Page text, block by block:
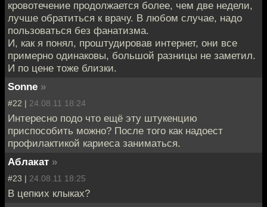
кровотечение продолжается более, чем две недели,
лучше обратиться к врачу. В любом случае, надо
пользоваться без фанатизма.
И, как я понял, проштудировав интернет, они все
примерно одинаковы, большой разницы не заметил.
И по цене тоже близки.
Sonne »
#22 | 24.08.11 18:24
Интересно подо что ещё эту штукенцию
приспособить можно? После того как надоест
профилактикой кариеса заниматься.
Аблакат »
#23 | 24.08.11 18:25
В цепких клыках?